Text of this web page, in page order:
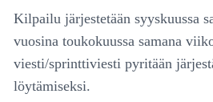
Kilpailu järjestetään syyskuussa
vuosina toukokuussa samana
viesti/sprinttiviesti pyritään
löytämiseksi.